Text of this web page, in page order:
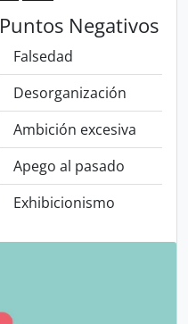
Puntos Negativos
Falsedad
Desorganización
Ambición excesiva
Apego al pasado
Exhibicionismo